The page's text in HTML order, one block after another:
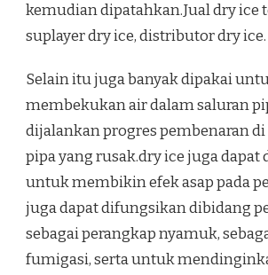
kemudian dipatahkan.Jual dry ice
suplayer dry ice, distributor dry ice.
Selain itu juga banyak dipakai
membekukan air dalam saluran
dijalankan progres pembenaran
pipa yang rusak.dry ice juga dapat
untuk membikin efek asap pada
juga dapat difungsikan dibidang
sebagai perangkap nyamuk,
fumigasi, serta untuk